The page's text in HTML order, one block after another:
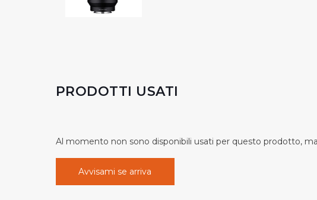
PRODOTTI USATI
Al momento non sono disponibili usati per questo prodotto,
Avvisami se arriva